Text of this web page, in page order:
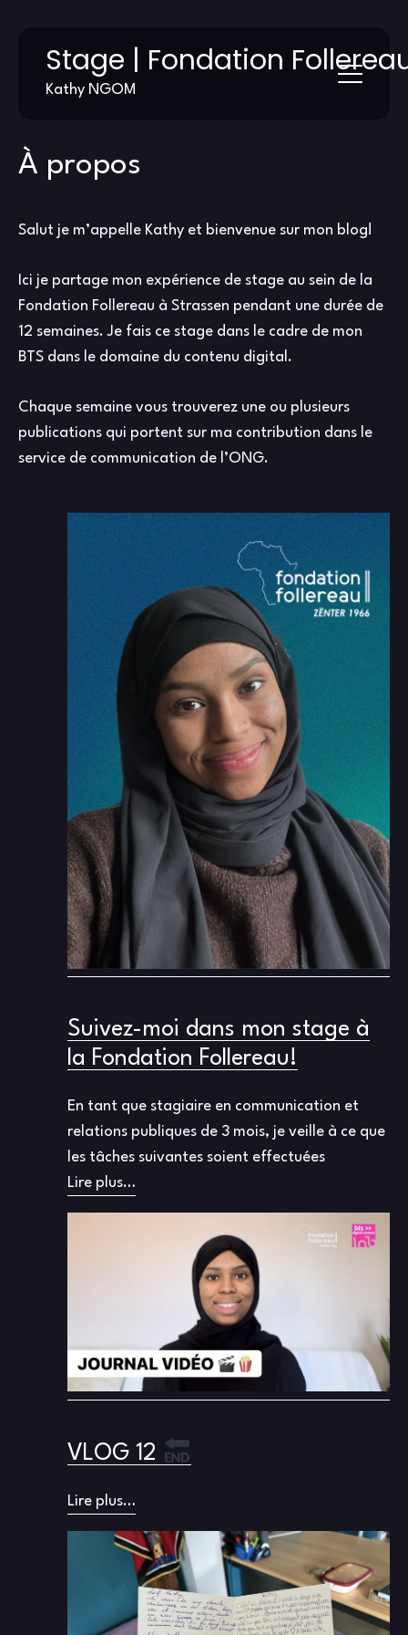
content
Stage | Fondation
Kathy NGOM
À propos
Salut je m’appelle Kathy et bienvenue sur mon blog!
Ici je partage mon expérience de stage au sein de la
Fondation Follereau à Strassen pendant une durée de
12 semaines. Je fais ce stage dans le cadre de mon
BTS dans le domaine du contenu digital.
Chaque semaine vous trouverez une ou plusieurs
publications qui portent sur ma contribution dans le
service de communication de l’ONG.
Suivez-moi dans mon stage à
la Fondation Follereau!
En tant que stagiaire en communication et
relations publiques de 3 mois, je veille à ce que
les tâches suivantes soient effectuées
Lire plus…
VLOG 12
Lire plus…